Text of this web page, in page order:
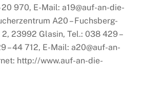
970, E-Mail: a19@auf-an-die-
A20 – Fuchsberg-
23992 Glasin, Tel.: 038 429 –
– 44 712, E-Mail: a20@auf-an-
http://www.auf-an-die-